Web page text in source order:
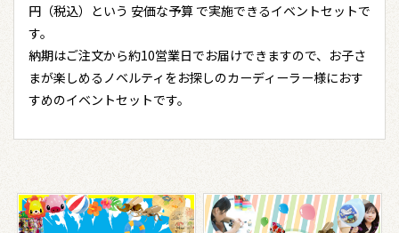
円（税込）という 安価な予算 で実施できるイベントセットで
す。
納期はご注文から約10営業日でお届けできますので、お子さ
まが楽しめるノベルティをお探しのカーディーラー様におす
すめのイベントセットです。